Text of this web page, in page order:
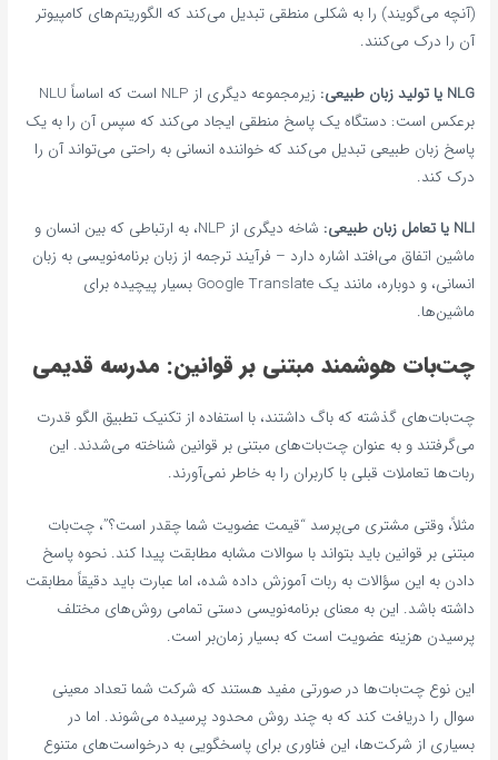
(آنچه می‌گویند) را به شکلی منطقی تبدیل می‌کند که الگوریتم‌های کامپیوتر
آن را درک می‌کنند.
NLG یا تولید زبان طبیعی:
زیرمجموعه دیگری از NLP است که اساساً NLU
برعکس است: دستگاه یک پاسخ منطقی ایجاد می‌کند که سپس آن را به یک
پاسخ زبان طبیعی تبدیل می‌کند که خواننده انسانی به راحتی می‌تواند آن را
درک کند.
NLI یا تعامل زبان طبیعی:
شاخه دیگری از NLP، به ارتباطی که بین انسان و
ماشین اتفاق می‌افتد اشاره دارد – فرآیند ترجمه از زبان برنامه‌نویسی به زبان
انسانی، و دوباره، مانند یک Google Translate بسیار پیچیده برای
ماشین‌ها.
چت‌بات هوشمند مبتنی بر قوانین: مدرسه قدیمی
چت‌بات‌های گذشته که باگ داشتند، با استفاده از تکنیک تطبیق الگو قدرت
می‌گرفتند و به عنوان چت‌بات‌های مبتنی بر قوانین شناخته می‌شدند. این
ربات‌ها تعاملات قبلی با کاربران را به خاطر نمی‌آورند.
مثلاً، وقتی مشتری می‌پرسد “قیمت عضویت شما چقدر است؟”، چت‌بات
مبتنی بر قوانین باید بتواند با سوالات مشابه مطابقت پیدا کند. نحوه پاسخ
دادن به این سؤالات به ربات آموزش داده شده، اما عبارت باید دقیقاً مطابقت
داشته باشد. این به معنای برنامه‌نویسی دستی تمامی روش‌های مختلف
پرسیدن هزینه عضویت است که بسیار زمان‌بر است.
این نوع چت‌بات‌ها در صورتی مفید هستند که شرکت شما تعداد معینی
سوال را دریافت کند که به چند روش محدود پرسیده می‌شوند. اما در
بسیاری از شرکت‌ها، این فناوری برای پاسخگویی به درخواست‌های متنوع